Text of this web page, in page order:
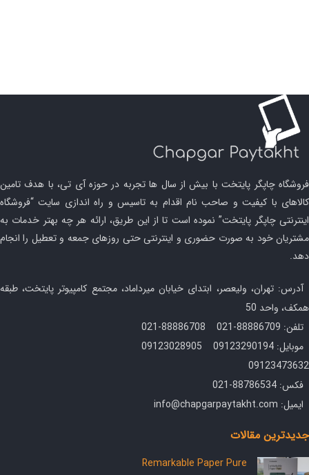
فروشگاه چاپگر پایتخت با بیش از سال ها تجربه در حوزه آی تی، با هدف تامین
کالاهای با کیفیت و صاحب نام اقدام به تاسیس و راه اندازی سایت “فروشگاه
اینترنتی چاپگر پایتخت” نموده است تا از این طریق، ارائه هر چه بهتر خدمات به
مشتریان خود به صورت حضوری و اینترنتی حتی روزهای جمعه و تعطیل را انجام
دهد.
آدرس: تهران، ولیعصر، ابتدای خیابان میرداماد، مجتمع کامپیوتر پایتخت، طبقه
همکف، واحد 50
تلفن: 88886709-021 88886708-021
موبایل: 09123290194 09123028905
09123473632
فکس: 88786534-021
ایمیل: info@chapgarpaytakht.com
جدیدترین مقالات
Remarkable Paper Pure